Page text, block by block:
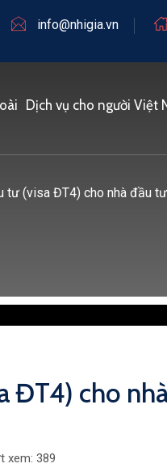
info@nhigia.vn
Dịch vụ cho người Việt
tư (visa ĐT4) cho nhà đầu
ĐT4) cho
xem: 389